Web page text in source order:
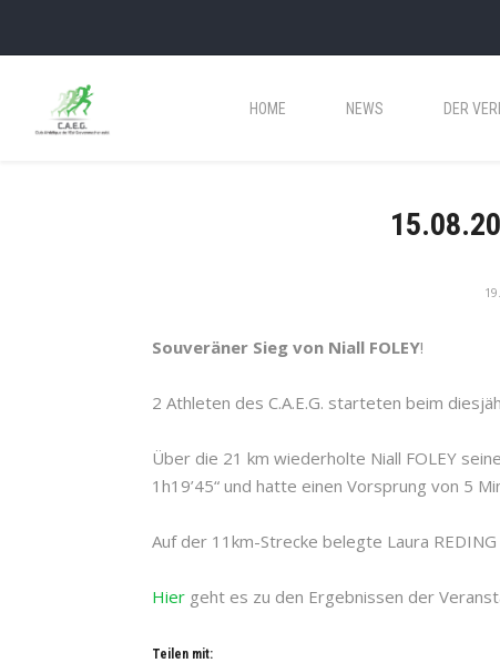
HOME NEWS DER
Souveräner Sieg von Niall FOLEY!
2 Athleten des C.A.E.G. starteten beim
Über die 21 km wiederholte Niall FOLEY
1h19’45“ und hatte einen Vorsprung von 5
Auf der 11km-Strecke belegte Laura
Hier geht es zu den Ergebnissen der
Teilen mit: